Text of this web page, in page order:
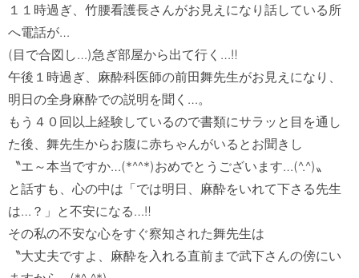
１１時過ぎ、竹腰看護長さんがお見えになり話している所
へ電話が…
(目で合図し…)急ぎ部屋から出て行く…‼
午後１時過ぎ、麻酔科医師の前田舞先生がお見えになり、
明日の全身麻酔での説明を聞く…。
もう４０回以上経験しているので書類にサラッと目を通し
た後、舞先生からお腹に赤ちゃんがいるとお聞きし
〝エ～本当ですか…(*^^*)おめでとうございます…(^.^)〟
と話すも、心の中は「では明日、麻酔をいれて下さる先生
は…？」と不安になる…‼
その私の不安な心をすぐ察知された舞先生は
〝大丈夫ですよ、麻酔を入れる直前まで武下さんの傍にい